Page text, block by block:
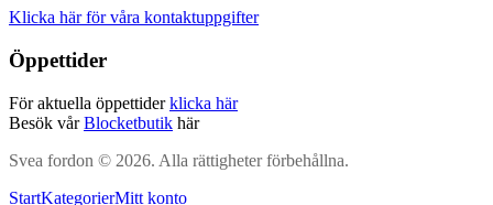
Klicka här för våra kontaktuppgifter
Öppettider
För aktuella öppettiderklicka här
Besök vårBlocketbutik här
Svea fordon © 2026. Alla rättigheter förbehållna.
StartKategorierMitt konto